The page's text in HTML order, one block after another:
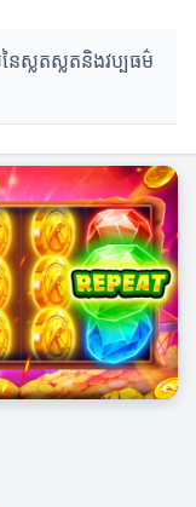
ៃស្លតស្លតនិងវប្បធម៌